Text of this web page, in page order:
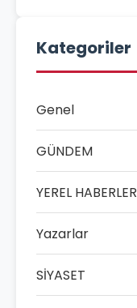
Kategoriler
Genel
GÜNDEM
YEREL HABERLER
Yazarlar
SİYASET